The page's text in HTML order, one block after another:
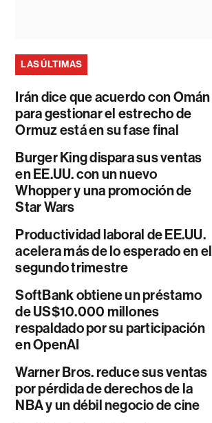
LAS ÚLTIMAS
Irán dice que acuerdo con Omán
para gestionar el estrecho de
Ormuz está en su fase final
Burger King dispara sus ventas
en EE.UU. con un nuevo
Whopper y una promoción de
Star Wars
Productividad laboral de EE.UU.
acelera más de lo esperado en el
segundo trimestre
SoftBank obtiene un préstamo
de US$10.000 millones
respaldado por su participación
en OpenAI
Warner Bros. reduce sus ventas
por pérdida de derechos de la
NBA y un débil negocio de cine